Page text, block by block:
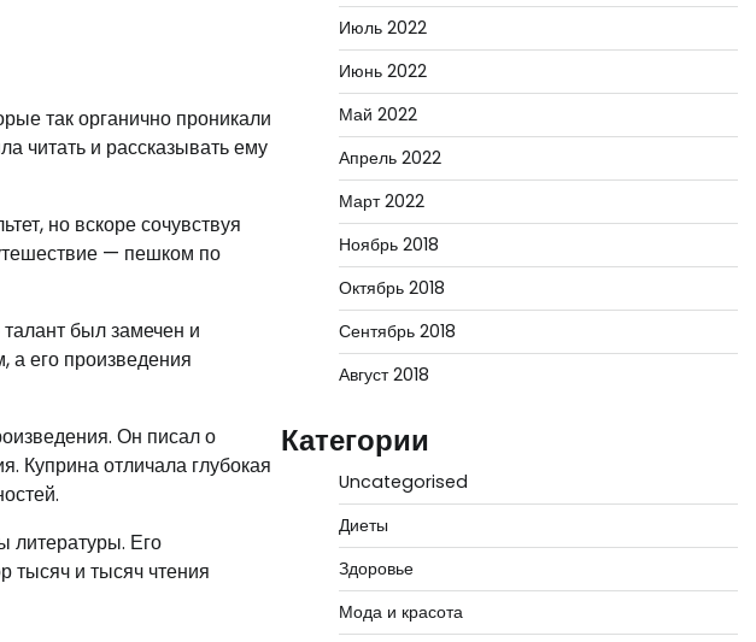
так органично проникали
читать и рассказывать ему
но вскоре сочувствуя
— пешком по
был замечен и
а его произведения
Он писал о
Куприна отличала глубокая
литературы. Его
тысяч и тысяч чтения
Июль 2022
Июнь 2022
Май 2022
Апрель 2022
Март 2022
Ноябрь 2018
Октябрь 2018
Сентябрь 2018
Август 2018
Категории
Uncategorised
Диеты
Здоровье
Мода и красота